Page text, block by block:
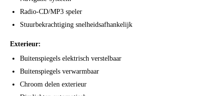
Radio-CD/MP3 speler
Stuurbekrachtiging snelheidsafhankelijk
Exterieur:
Buitenspiegels elektrisch verstelbaar
Buitenspiegels verwarmbaar
Chroom delen exterieur